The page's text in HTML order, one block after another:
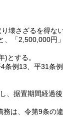
壊さざるを得な
「2,500,000円
)とする。
条例13、平31条
、据置期間経過
は、令第9条の